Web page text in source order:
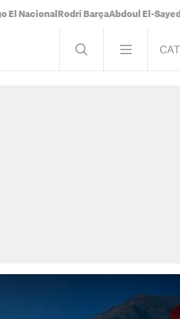
El Nacional Rodri BarçaAbdoul El-Sayed